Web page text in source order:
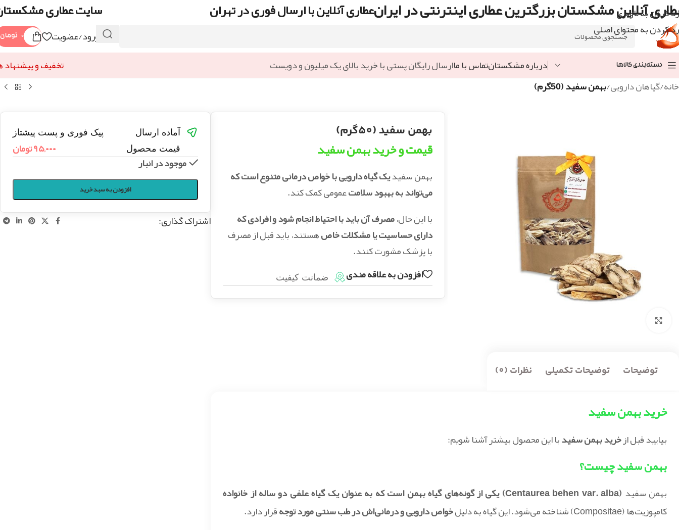
رد کردن به ناوبری
رد کردن به محتوای اصلی
آنلاین مشکستان بزرگترین عطاری اینترنتی در ایرانعطاری آنلاین با ارسال فوری در تهران سایت عطاری
ورود/عضویت ۰ تومان
دسته‌بندی کالاها درباره مشکستانتماس با ماارسال رایگان پستی با خرید بالای یک میلیون و دویست
تخفیف و پیشنهاد
خانه/گیاهان دارویی/بهمن سفید (50گرم)
بهمن سفید (50گرم)
قیمت و خرید بهمن سفید
بهمن سفیدیک گیاه دارویی با خواص درمانی متنوع است که
می‌تواند به بهبود سلامتعمومی کمک کند.
با این حال،مصرف آن باید با احتیاط انجام شود و افرادی که
دارای حساسیت یا مشکلات خاصهستند، باید قبل از مصرف
با پزشک مشورت کنند.
افزودن به علاقه مندی
ضمانت کیفیت
توضیحات توضیحات تکمیلی نظرات (0)
خرید بهمن سفید
بیایید قبل ازخرید بهمن سفیدبا این محصول بیشتر آشنا شویم:
بهمن سفید چیست؟
بهمن سفید (Centaurea behen var. alba) یکی از گونه‌های گیاه بهمن است که به عنوان یک گیاه علفی دو ساله از خانواده
کامپوزیت‌ها (Compositae) شناخته می‌شود. این گیاه به دلیل
خواص دارویی و درمانی‌اش در طب سنتی مورد توجهقرار دارد.
آماده ارسال
پیک فوری و پست پیشتاز
قیمت محصول
۹۵,۰۰۰تومان
موجود در انبار
افزودن به سبد خرید
اشتراک گذاری: